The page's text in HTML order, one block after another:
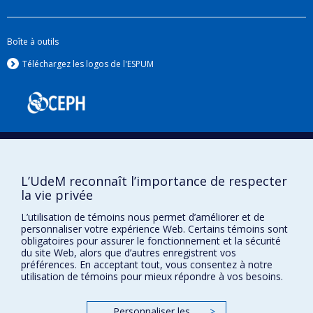
présentement une méthode de contrôle
modélisation spatio-temporelle
prévisions et l’utilisation de flux de données pour
d’apprentissage automatique. J’utilise aussi des
les patrons d’émergences des maladies et de
leurs déterminants, ainsi que d’identifier les
régions et les périodes de temps à risques.
3. Estimation de l’impact des changements
climatiques sur les maladies à transmission
Boîte à outils
Téléchargez les logos de l'ESPUM
Conditions d’utilisation
Paramètres des témoins
Montréal
L’UdeM reconnaît l’importance de respecter
la vie privée
L’utilisation de témoins nous permet d’améliorer et de
personnaliser votre expérience Web. Certains témoins sont
obligatoires pour assurer le fonctionnement et la sécurité
du site Web, alors que d’autres enregistrent vos
préférences. En acceptant tout, vous consentez à notre
utilisation de témoins pour mieux répondre à vos besoins.